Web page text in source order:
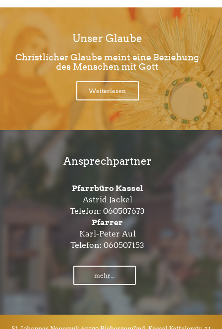
Unser Glaube
Christlicher Glaube meint eine Beziehung
des Menschen mit Gott
Weiterlesen
Ansprechpartner
Pfarrbüro Kassel
Astrid Jackel
Telefon: 060507673
Pfarrer
Karl-Peter Aul
Telefon: 060507153
mehr...